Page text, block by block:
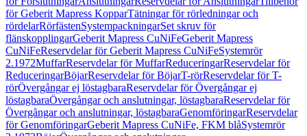
för Geberit Mapress KopparTätningar för rörledningar och
rördelarRörfästenSystempackningarSet skruv för
flänskopplingarGeberit Mapress CuNiFeGeberit Mapress
CuNiFeReservdelar för Geberit Mapress CuNiFeSystemrör
2.1972MuffarReservdelar för MuffarReduceringarReservdelar för
ReduceringarBöjarReservdelar för BöjarT-rörReservdelar för T-
rörÖvergångar ej löstagbaraReservdelar för Övergångar ej
löstagbaraÖvergångar och anslutningar, löstagbaraReservdelar för
Övergångar och anslutningar, löstagbaraGenomföringarReservdelar
för GenomföringarGeberit Mapress CuNiFe, FKM blåSystemrör